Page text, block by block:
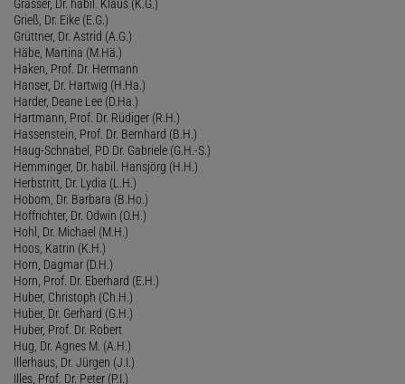
Grasser, Dr. habil. Klaus (K.G.)
Grieß, Dr. Eike (E.G.)
Grüttner, Dr. Astrid (A.G.)
Häbe, Martina (M.Hä.)
Haken, Prof. Dr. Hermann
Hanser, Dr. Hartwig (H.Ha.)
Harder, Deane Lee (D.Ha.)
Hartmann, Prof. Dr. Rüdiger (R.H.)
Hassenstein, Prof. Dr. Bernhard (B.H.)
Haug-Schnabel, PD Dr. Gabriele (G.H.-S.)
Hemminger, Dr. habil. Hansjörg (H.H.)
Herbstritt, Dr. Lydia (L.H.)
Hobom, Dr. Barbara (B.Ho.)
Hoffrichter, Dr. Odwin (O.H.)
Hohl, Dr. Michael (M.H.)
Hoos, Katrin (K.H.)
Horn, Dagmar (D.H.)
Horn, Prof. Dr. Eberhard (E.H.)
Huber, Christoph (Ch.H.)
Huber, Dr. Gerhard (G.H.)
Huber, Prof. Dr. Robert
Hug, Dr. Agnes M. (A.H.)
Illerhaus, Dr. Jürgen (J.I.)
Illes, Prof. Dr. Peter (P.I.)